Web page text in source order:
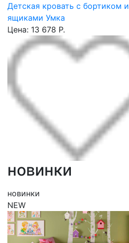
Детская кровать с бортиком и
ящиками Умка
Цена: 13 678 Р.
новинки
новинки
NEW